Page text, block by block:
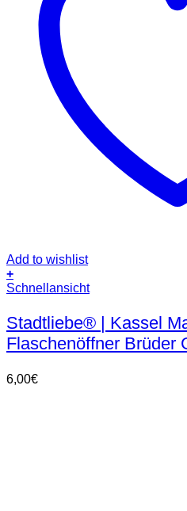
Add to wishlist
+
Schnellansicht
Stadtliebe® | Kassel
Flaschenöffner Brüder
6,00€